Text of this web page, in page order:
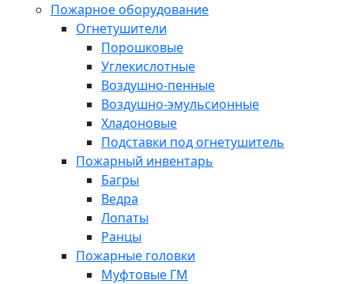
Пожарное оборудование
Огнетушители
Порошковые
Углекислотные
Воздушно-пенные
Воздушно-эмульсионные
Хладоновые
Подставки под огнетушитель
Пожарный инвентарь
Багры
Ведра
Лопаты
Ранцы
Пожарные головки
Муфтовые ГМ